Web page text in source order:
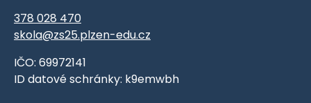
378 028 470
skola@zs25.plzen-edu.cz
IČO: 69972141
ID datové schránky: k9emwbh